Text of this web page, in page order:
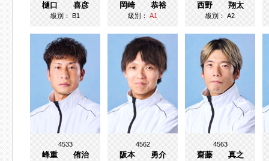
樋口 喜彦
級別：B1
岡崎 恭裕
級別：A1
西野 翔太
級別：A2
4533
峰重 侑治
4562
阪本 勇介
4563
齋藤 真之